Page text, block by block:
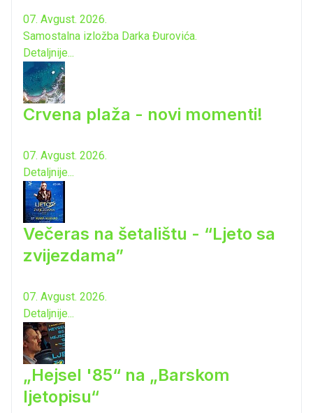
07. Avgust. 2026.
Samostalna izložba Darka Đurovića.
Detaljnije...
Crvena plaža - novi momenti!
07. Avgust. 2026.
Detaljnije...
Večeras na šetalištu - “Ljeto sa
zvijezdama”
07. Avgust. 2026.
Detaljnije...
„Hejsel '85“ na „Barskom
ljetopisu“